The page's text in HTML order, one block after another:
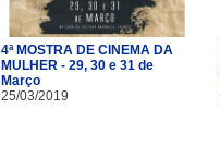
4ª MOSTRA DE CINEMA DA
MULHER - 29, 30 e 31 de
Março
25/03/2019